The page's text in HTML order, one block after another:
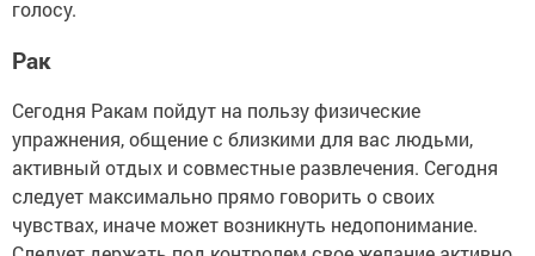
голосу.
Рак
Сегодня Ракам пойдут на пользу физические
упражнения, общение с близкими для вас людьми,
активный отдых и совместные развлечения. Сегодня
следует максимально прямо говорить о своих
чувствах, иначе может возникнуть недопонимание.